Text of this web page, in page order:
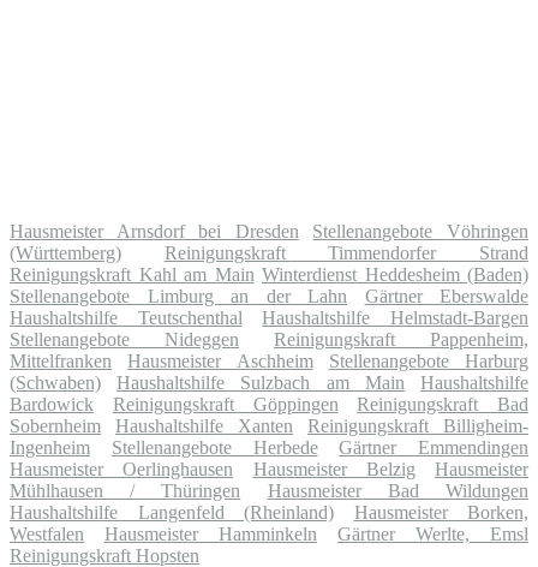
Hausmeister Arnsdorf bei Dresden
Stellenangebote Vöhringen
(Württemberg)
Reinigungskraft Timmendorfer Strand
Reinigungskraft Kahl am Main Winterdienst Heddesheim (Baden)
Stellenangebote Limburg an der Lahn
Gärtner Eberswalde
Haushaltshilfe Teutschenthal
Haushaltshilfe Helmstadt-Bargen
Stellenangebote Nideggen
Reinigungskraft Pappenheim,
Mittelfranken
Hausmeister Aschheim
Stellenangebote Harburg
(Schwaben)
Haushaltshilfe Sulzbach am Main
Haushaltshilfe
Bardowick
Reinigungskraft Göppingen
Reinigungskraft Bad
Sobernheim
Haushaltshilfe Xanten
Reinigungskraft Billigheim-
Ingenheim
Stellenangebote Herbede
Gärtner Emmendingen
Hausmeister Oerlinghausen
Hausmeister Belzig
Hausmeister
Mühlhausen / Thüringen
Hausmeister Bad Wildungen
Haushaltshilfe Langenfeld (Rheinland)
Hausmeister Borken,
Westfalen
Hausmeister Hamminkeln
Gärtner Werlte, Emsl
Reinigungskraft Hopsten